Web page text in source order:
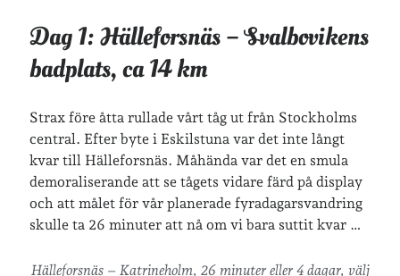
Dag 1: Hälleforsnäs – Svalbovikens
badplats, ca 14 km
Strax före åtta rullade vårt tåg ut från Stockholms
central. Efter byte i Eskilstuna var det inte långt
kvar till Hälleforsnäs. Måhända var det en smula
demoraliserande att se tågets vidare färd på display
och att målet för vår planerade fyradagarsvandring
skulle ta 26 minuter att nå om vi bara suttit kvar …
Hälleforsnäs – Katrineholm, 26 minuter eller 4 dagar, välj